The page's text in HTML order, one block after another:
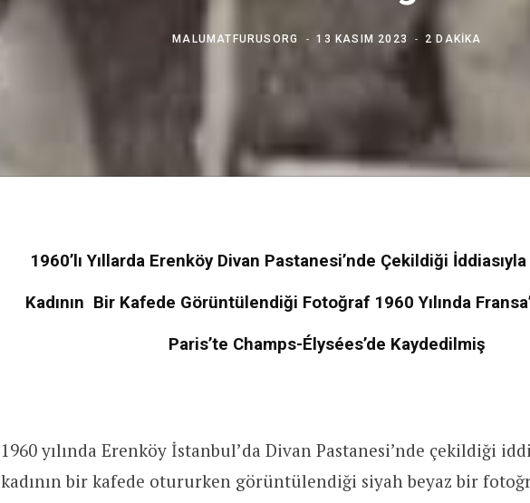
MALUMATFURUSORG 13 KASIM 2023 2 DAKIKA
1960’lı Yıllarda Erenköy Divan Pastanesi’nde Çekildiği
Kadının Bir Kafede Görüntülendiği Fotoğraf 1960 Yılında
Paris’te Champs-Élysées’de Kaydedilmiş
1960 yılında Erenköy İstanbul’da Divan Pastanesi’nde çekildiği
kadının bir kafede otururken görüntülendiği siyah beyaz bir